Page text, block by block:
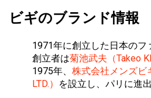
ビギのブランド情報
1971年に創立した日本のフ
創立者は菊池武夫（Takeo
1975年、 株式会社メンズビ
LTD.）
を設立し、パリに進出